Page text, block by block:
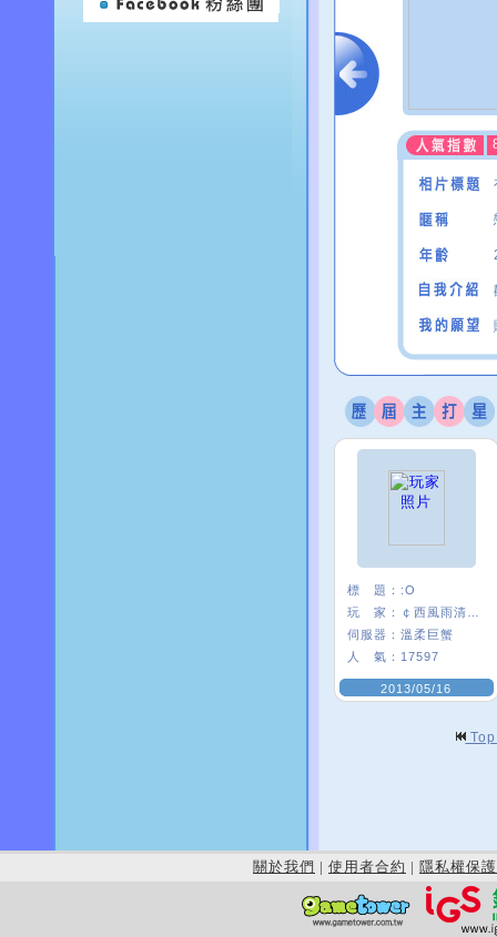
標 題： :O
玩 家：
伺服器： 溫柔巨蟹
人 氣： 17597
2013/05/16
關於我們 | 使用者合約 | 隱私權保護